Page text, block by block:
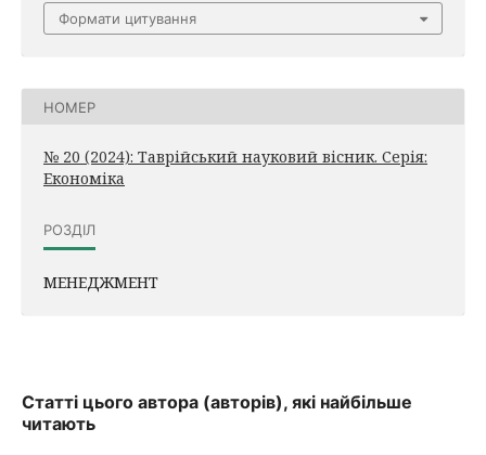
Формати цитування
НОМЕР
№ 20 (2024): Таврійський науковий вісник. Серія:
Економіка
РОЗДІЛ
МЕНЕДЖМЕНТ
Статті цього автора (авторів), які найбільше
читають